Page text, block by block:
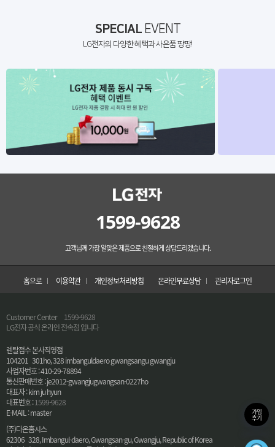
SPECIALEVENT
LG전자의 다양한 혜택과 사은품 팡팡!
1599-9628
고객님께 가장 알맞은 제품으로 친절하게 상담드리겠습니다.
홈으로 이용약관 개인정보처리방침 온라인무료상담 관리자로그인
Customer Center
1599-9628
LG전자 공식 온라인 전속점 입니다
렌탈접수 본사직영점
104201 301ho, 328 imbanguldaero gwangsangu gwangju
사업자번호 : 410-29-78894
통신판매번호 : je2012-gwangjugwangsan-0227ho
대표자 : kim ju hyun
대표번호 :1599-9628
E-MAIL : master
(주)다온홈시스
62306 328, Imbangul-daero, Gwangsan-gu, Gwangju, Republic of Korea
가입
후기